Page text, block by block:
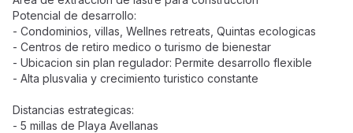
Potencial de desarrollo:
- Condominios, villas, Wellnes retreats, Quintas ecologicas
- Centros de retiro medico o turismo de bienestar
- Ubicacion sin plan regulador: Permite desarrollo flexible
- Alta plusvalia y crecimiento turistico constante
Distancias estrategicas:
- 5 millas de Playa Avellanas